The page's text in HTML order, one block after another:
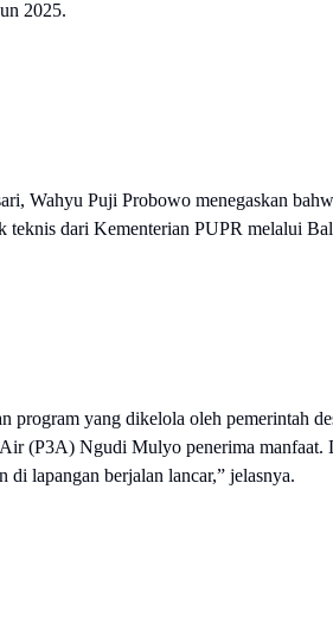
2025.
Wahyu Puji Probowo menegaskan
teknis dari Kementerian PUPR melalui
program yang dikelola oleh pemerintah
(P3A) Ngudi Mulyo penerima manfaat.
di lapangan berjalan lancar,” jelasnya.